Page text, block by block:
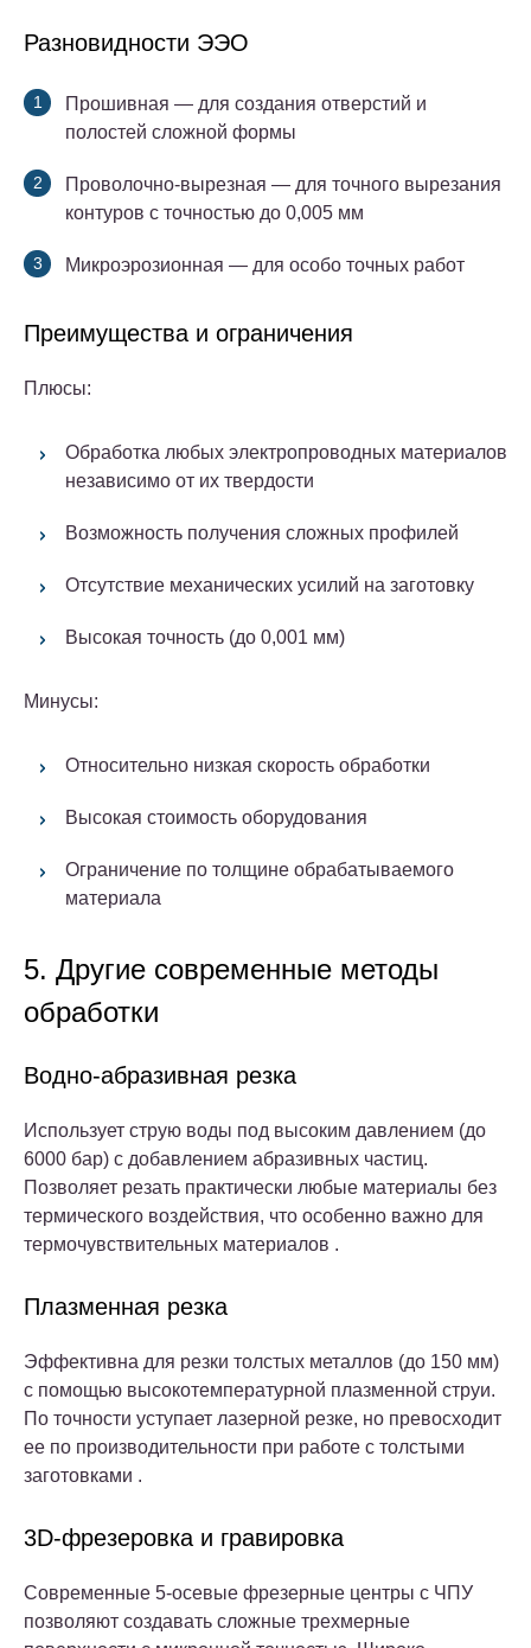
Разновидности ЭЭО
Прошивная — для создания отверстий и
полостей сложной формы
Проволочно-вырезная — для точного вырезания
контуров с точностью до 0,005 мм
Микроэрозионная — для особо точных работ
Преимущества и ограничения
Плюсы:
Обработка любых электропроводных материалов
независимо от их твердости
Возможность получения сложных профилей
Отсутствие механических усилий на заготовку
Высокая точность (до 0,001 мм)
Минусы:
Относительно низкая скорость обработки
Высокая стоимость оборудования
Ограничение по толщине обрабатываемого
материала
5. Другие современные методы
обработки
Водно-абразивная резка
Использует струю воды под высоким давлением (до
6000 бар) с добавлением абразивных частиц.
Позволяет резать практически любые материалы без
термического воздействия, что особенно важно для
термочувствительных материалов .
Плазменная резка
Эффективна для резки толстых металлов (до 150 мм)
с помощью высокотемпературной плазменной струи.
По точности уступает лазерной резке, но превосходит
ее по производительности при работе с толстыми
заготовками .
3D-фрезеровка и гравировка
Современные 5-осевые фрезерные центры с ЧПУ
позволяют создавать сложные трехмерные